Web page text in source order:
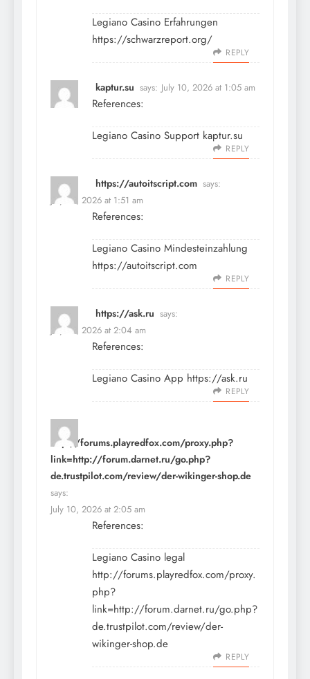
Legiano Casino Erfahrungen
https://schwarzreport.org/
REPLY
kaptur.su says: July 10, 2026 at 1:05 am
References:
Legiano Casino Support kaptur.su
REPLY
https://autoitscript.com says:
July 10, 2026 at 1:51 am
References:
Legiano Casino Mindesteinzahlung
https://autoitscript.com
REPLY
https://ask.ru says:
July 10, 2026 at 2:04 am
References:
Legiano Casino App https://ask.ru
REPLY
http://forums.playredfox.com/proxy.php?
link=http://forum.darnet.ru/go.php?
de.trustpilot.com/review/der-wikinger-shop.de
says:
July 10, 2026 at 2:05 am
References:
Legiano Casino legal
http://forums.playredfox.com/proxy.
php?
link=http://forum.darnet.ru/go.php?
de.trustpilot.com/review/der-
wikinger-shop.de
REPLY